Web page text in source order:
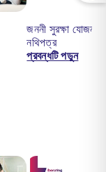
জননী সুরক্ষা যোজনা
নথিপত্র
প্রবন্ধটি পড়ুন